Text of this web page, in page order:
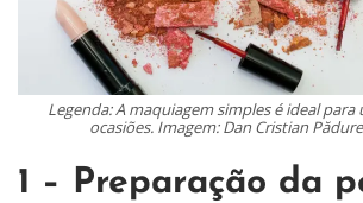
Legenda: A maquiagem simples é ideal
ocasiões. Imagem: Dan Cristian
1 – Preparação da